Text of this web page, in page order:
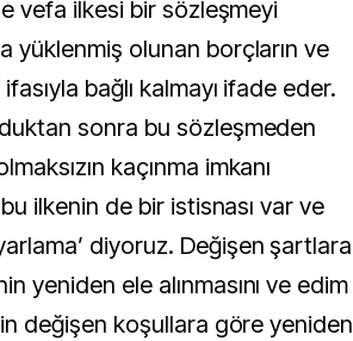
vefa ilkesi bir sözleşmeyi
yüklenmiş olunan borçların ve
bağlı kalmayı ifade eder.
sonra bu sözleşmeden
kaçınma imkanı
ilkenin de bir istisnası var ve
diyoruz. Değişen şartlara
yeniden ele alınmasını ve edim
değişen koşullara göre yeniden